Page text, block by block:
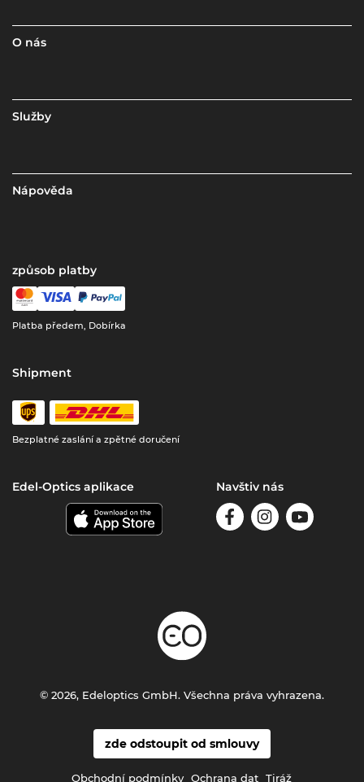
O nás
Služby
Nápověda
způsob platby
Platba předem, Dobírka
Shipment
Bezplatné zaslání a zpětné doručení
Edel-Optics aplikace Navštiv nás
zde odstoupit od smlouvy
Obchodní podmínky Ochrana dat Tiráž
© 2026, Edeloptics GmbH. Všechna práva vyhrazena.